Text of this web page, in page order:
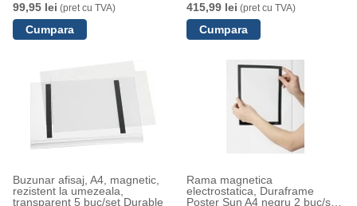
99,95 lei (pret cu TVA)
415,99 lei (pret cu TVA)
Buzunar afisaj, A4, magnetic,
rezistent la umezeala,
transparent 5 buc/set Durable
Rama magnetica
electrostatica, Duraframe
Poster Sun A4 negru 2 buc/set